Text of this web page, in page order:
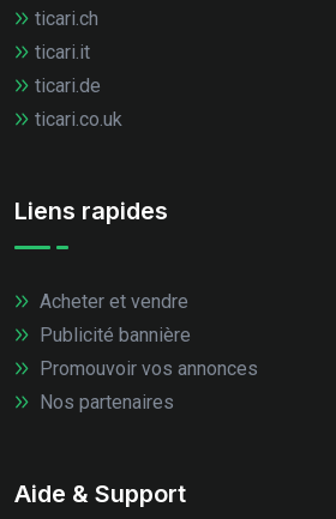
ticari.ch
ticari.it
ticari.de
ticari.co.uk
Liens rapides
Acheter et vendre
Publicité bannière
Promouvoir vos annonces
Nos partenaires
Aide & Support